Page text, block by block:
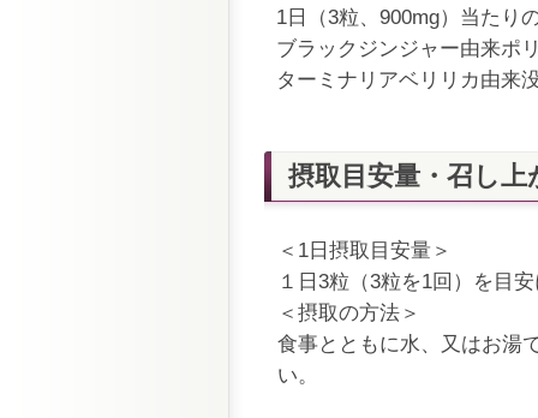
1日（3粒、900mg）当たり
ブラックジンジャー由来ポ
ターミナリアベリリカ由来
摂取目安量・召し上
＜1日摂取目安量＞
１日3粒（3粒を1回）を目
＜摂取の方法＞
食事とともに水、又はお湯
い。